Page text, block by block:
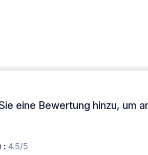
eine Bewertung hinzu, um
: 4.5/5